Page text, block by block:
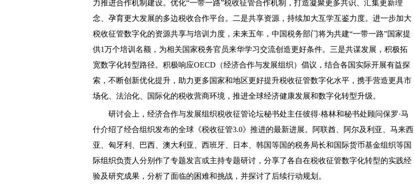
力推进合作机制建设。优化“一带一路”税收征管合作机制，打造凝聚更多共识、汇集更新理
念、孕育更大发展的多边税收合作平台。二是共享资源，持续加大互学互鉴力度。进一步加大
税收征管数字化的资源共享与培训力度，未来五年，中国税务部门将为共建“一带一路”国家提
供1万个培训名额，为相关国家税务官员来华学习交流创造更好条件。三是共谋发展，积极拓
宽数字化转型路径。积极响应OECD（经济合作与发展组织）倡议，结合各国实际开展有益探
索，不断创新优化提升，助力更多国家和地区更好提升税收征管数字化水平，携手营造更具市
场化、法治化、国际化的税收营商环境，推进全球经济健康发展和数字化转型升级。
研讨会上，经济合作与发展组织税收征管论坛秘书处主任彼得·格林和秘书处顾问保罗·马
什介绍了经合组织发布的全球《税收征管3.0》推进的最新进展。阿联酋、阿尔及利亚、马来西
亚、匈牙利、巴西、澳大利亚、西班牙、日本、韩国等国的税务局长和国际货币基金组织等国
际组织负责人分别作了专题发言或主持专题研讨，分享了各自在税收征管数字化转型的实践经
验及研究成果，分析了面临的困难和挑战，并探讨了后续行动规划。